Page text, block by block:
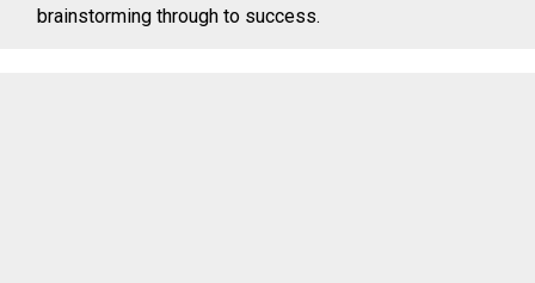
brainstorming through to success.